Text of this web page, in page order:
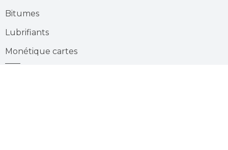
Bitumes
Lubrifiants
Monétique cartes